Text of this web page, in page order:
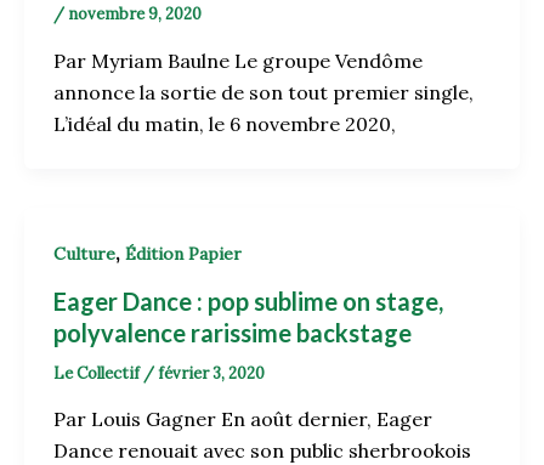
/ novembre 9, 2020
Par Myriam Baulne Le groupe Vendôme
annonce la sortie de son tout premier single,
L’idéal du matin, le 6 novembre 2020,
Culture, Édition Papier
Eager Dance : pop sublime on stage,
polyvalence rarissime backstage
Le Collectif /février 3, 2020
Par Louis Gagner En août dernier, Eager
Dance renouait avec son public sherbrookois